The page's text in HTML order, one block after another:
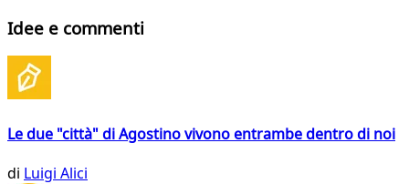
Idee e commenti
Le due "città" di Agostino vivono entrambe dentro di noi
di Luigi Alici